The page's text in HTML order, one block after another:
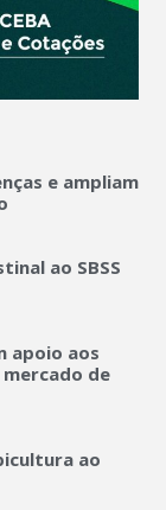
e ampliam
ao SBSS
apoio aos
de
ao